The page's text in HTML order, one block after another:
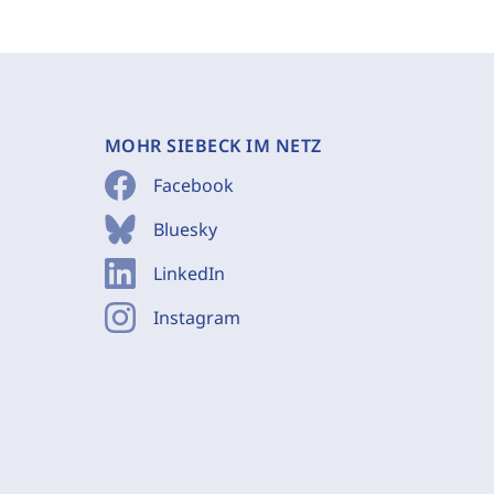
MOHR SIEBECK IM NETZ
Facebook
Bluesky
LinkedIn
Instagram